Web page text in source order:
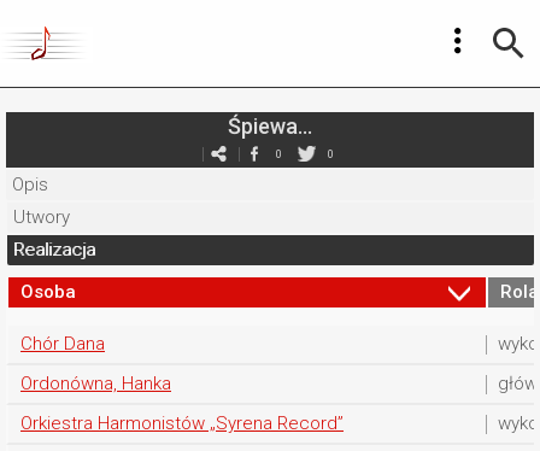
Śpiewa...
0 0
Opis
Utwory
Realizacja
Osoba
Rola
Chór Dana
Ordonówna, Hanka
Orkiestra Harmonistów „Syrena Record”